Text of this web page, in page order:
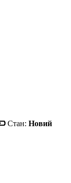
Стан: Новий